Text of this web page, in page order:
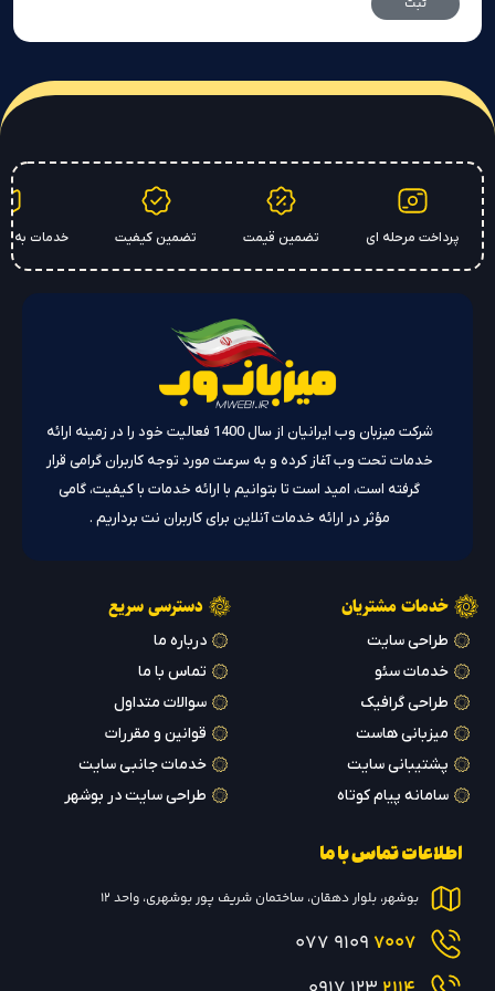
پرداخت مرحله ای تضمین قیمت تضمین کیفیت خدمات به
شرکت میزبان وب ایرانیان از سال 1400 فعالیت خود را در زمینه ارائه
خدمات تحت وب آغاز کرده و به سرعت مورد توجه کاربران گرامی قرار
گرفته است، امید است تا بتوانیم با ارائه خدمات با کیفیت، گامی
مؤثر در ارائه خدمات آنلاین برای کاربران نت برداریم .
خدمات مشتریان
طراحی سایت
خدمات سئو
طراحی گرافیک
میزبانی هاست
پشتیبانی سایت
سامانه پیام کوتاه
دسترسی سریع
درباره ما
تماس با ما
سوالات متداول
قوانین و مقررات
خدمات جانبی سایت
طراحی سایت در بوشهر
اطلاعات تماس با ما
بوشهر، بلوار دهقان، ساختمان شریف پور بوشهری، واحد 12
7007